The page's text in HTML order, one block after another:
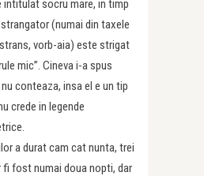
intitulat socru mare, in timp
(numai din taxele
vorb-aia) este strigat
mic”. Cineva i-a spus
conteaza, insa el e un tip
crede in legende
a durat cam cat nunta, trei
fi fost numai doua nopti, dar